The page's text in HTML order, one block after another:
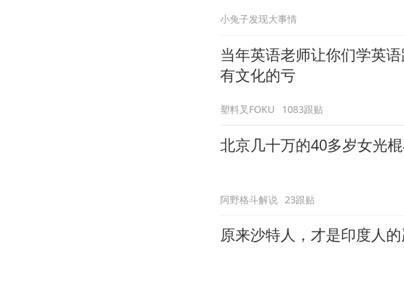
小兔子发现大事情
当年英语老师让你们学英
有文化的亏
塑料叉FOKU 1083跟贴
北京几十万的40多岁女光
阿野格斗解说 23跟贴
原来沙特人，才是印度人